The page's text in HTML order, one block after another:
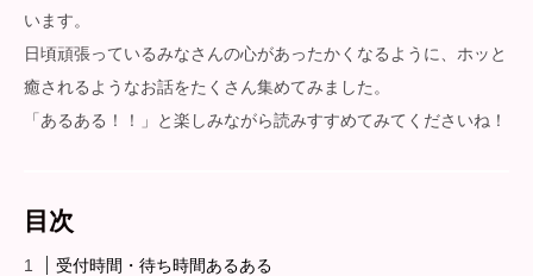
います。
日頃頑張っているみなさんの心があったかくなるように、ホッと
癒されるようなお話をたくさん集めてみました。
「あるある！！」と楽しみながら読みすすめてみてくださいね！
目次
受付時間・待ち時間あるある